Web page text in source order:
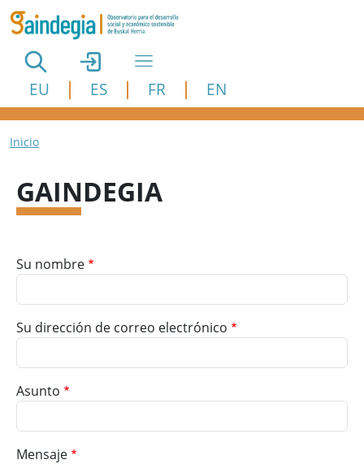
Pasar al contenido principal
EU ES FR EN
Ruta de navegación
Inicio
GAINDEGIA
Su nombre
Su dirección de correo electrónico
Asunto
Mensaje